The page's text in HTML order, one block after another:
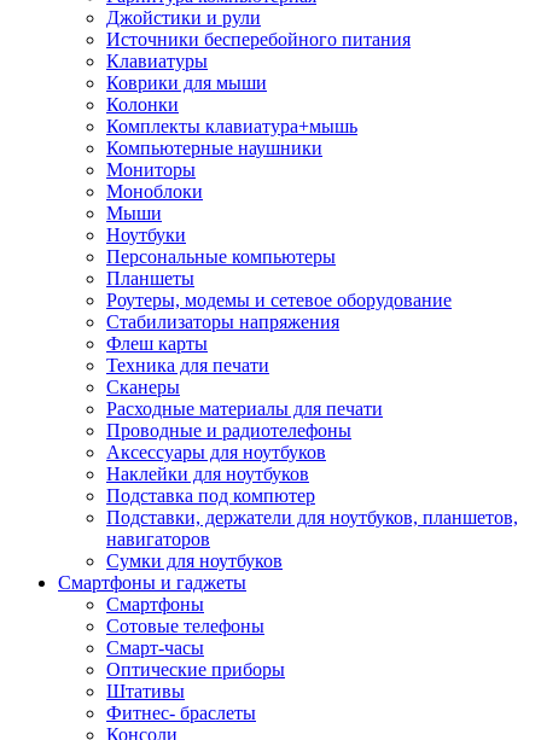
Джойстики и рули
Источники бесперебойного питания
Клавиатуры
Коврики для мыши
Колонки
Комплекты клавиатура+мышь
Компьютерные наушники
Мониторы
Моноблоки
Мыши
Ноутбуки
Персональные компьютеры
Планшеты
Роутеры, модемы и сетевое оборудование
Стабилизаторы напряжения
Флеш карты
Техника для печати
Сканеры
Расходные материалы для печати
Проводные и радиотелефоны
Аксессуары для ноутбуков
Наклейки для ноутбуков
Подставка под компютер
Подставки, держатели для ноутбуков, планшетов,
навигаторов
Сумки для ноутбуков
Смартфоны и гаджеты
Смартфоны
Сотовые телефоны
Смарт-часы
Оптические приборы
Штативы
Фитнес- браслеты
Консоли